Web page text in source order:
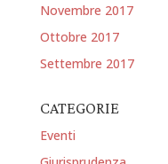
Novembre 2017
Ottobre 2017
Settembre 2017
CATEGORIE
Eventi